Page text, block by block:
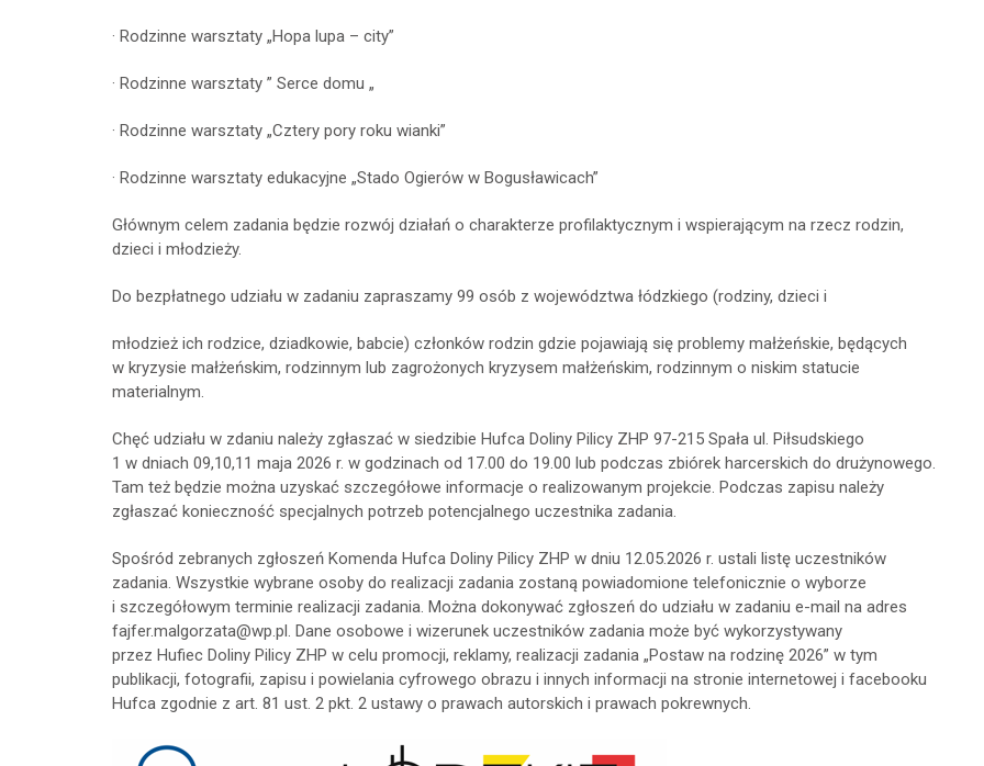
· Rodzinne warsztaty „Hopa lupa – city”
· Rodzinne warsztaty ” Serce domu „
· Rodzinne warsztaty „Cztery pory roku wianki”
· Rodzinne warsztaty edukacyjne „Stado Ogierów w Bogusławicach”
Głównym celem zadania będzie rozwój działań o charakterze profilaktycznym i wspierającym na rzecz rodzin,
dzieci i młodzieży.
Do bezpłatnego udziału w zadaniu zapraszamy 99 osób z województwa łódzkiego (rodziny, dzieci i
młodzież ich rodzice, dziadkowie, babcie) członków rodzin gdzie pojawiają się problemy małżeńskie, będących
w kryzysie małżeńskim, rodzinnym lub zagrożonych kryzysem małżeńskim, rodzinnym o niskim statucie
materialnym.
Chęć udziału w zdaniu należy zgłaszać w siedzibie Hufca Doliny Pilicy ZHP 97-215 Spała ul. Piłsudskiego
1 w dniach 09,10,11 maja 2026 r. w godzinach od 17.00 do 19.00 lub podczas zbiórek harcerskich do drużynowego.
Tam też będzie można uzyskać szczegółowe informacje o realizowanym projekcie. Podczas zapisu należy
zgłaszać konieczność specjalnych potrzeb potencjalnego uczestnika zadania.
Spośród zebranych zgłoszeń Komenda Hufca Doliny Pilicy ZHP w dniu 12.05.2026 r. ustali listę uczestników
zadania. Wszystkie wybrane osoby do realizacji zadania zostaną powiadomione telefonicznie o wyborze
i szczegółowym terminie realizacji zadania. Można dokonywać zgłoszeń do udziału w zadaniu e-mail na adres
fajfer.malgorzata@wp.pl. Dane osobowe i wizerunek uczestników zadania może być wykorzystywany
przez Hufiec Doliny Pilicy ZHP w celu promocji, reklamy, realizacji zadania „Postaw na rodzinę 2026” w tym
publikacji, fotografii, zapisu i powielania cyfrowego obrazu i innych informacji na stronie internetowej i facebooku
Hufca zgodnie z art. 81 ust. 2 pkt. 2 ustawy o prawach autorskich i prawach pokrewnych.